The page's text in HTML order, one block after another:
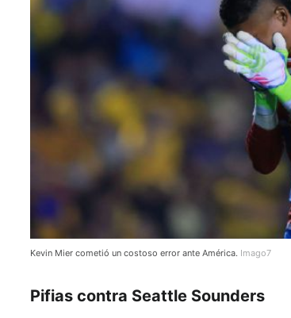
Kevin Mier cometió un costoso error ante América. Imago7
Pifias contra Seattle Sounders